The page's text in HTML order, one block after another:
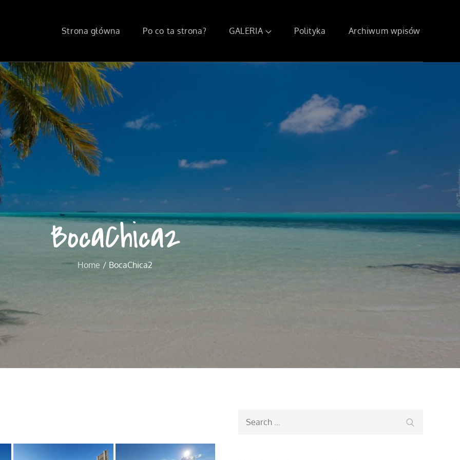
Strona główna Po co ta strona? GALERIA Polityka Archiwum wpisów
BocaChica2
Home BocaChica2